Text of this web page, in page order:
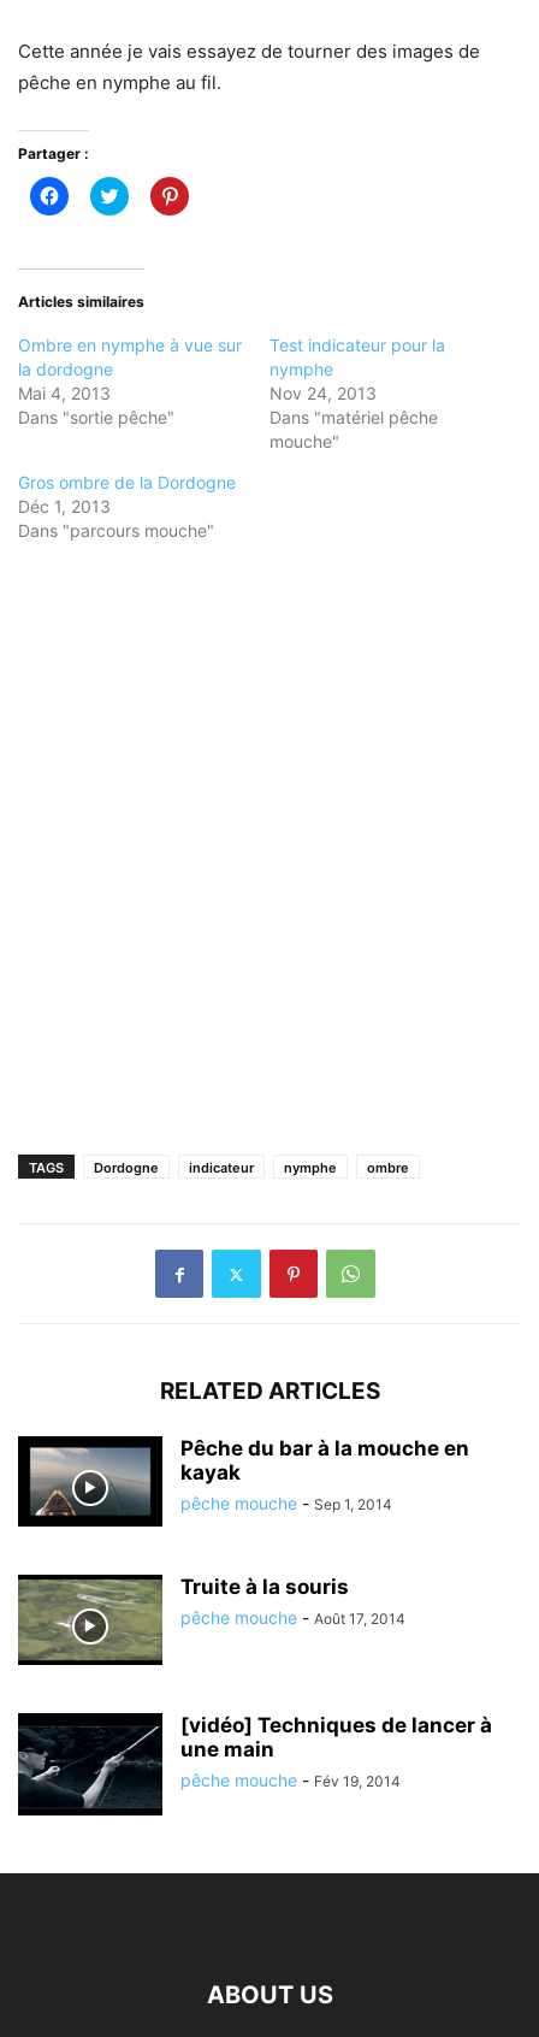
Cette année je vais essayez de tourner des images de
pêche en nymphe au fil.
Partager :
Cliquez
pour
dans
nouvelle
Cliquez
pour
dans
nouvelle
Cliquez
pour
Articles similaires
Ombre en nymphe à vue sur
la dordogne
Mai 4, 2013
Dans "sortie pêche"
Test indicateur pour la
nymphe
Nov 24, 2013
Dans "matériel pêche
mouche"
Gros ombre de la Dordogne
Déc 1, 2013
Dans "parcours mouche"
TAGS Dordogne indicateur nymphe ombre
RELATED ARTICLES
Pêche du bar à la mouche en
kayak
pêche mouche - Sep 1, 2014
Truite à la souris
pêche mouche - Août 17, 2014
[vidéo] Techniques de lancer à
une main
pêche mouche - Fév 19, 2014
ABOUT US